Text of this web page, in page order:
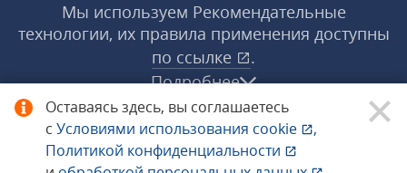
Оставаясь здесь, вы соглашаетесь
с Условиями использования cookie
,
Политикой конфиденциальности
Мы используем Рекомендательные
технологии, их правила применения доступны
по ссылке
.
Подробнее
© 1998−2026 «1С‑Рарус» ®. Все права
защищены.